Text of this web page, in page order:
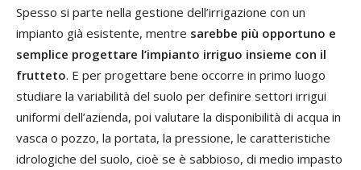
Spesso si parte nella gestione dell’irrigazione con un
impianto già esistente, mentre sarebbe più opportuno e
semplice progettare l’impianto irriguo insieme con il
frutteto. E per progettare bene occorre in primo luogo
studiare la variabilità del suolo per definire settori irrigui
uniformi dell’azienda, poi valutare la disponibilità di acqua in
vasca o pozzo, la portata, la pressione, le caratteristiche
idrologiche del suolo, cioè se è sabbioso, di medio impasto